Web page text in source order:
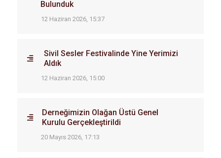
Bulunduk
12 Haziran 2026, 15:37
Sivil Sesler Festivalinde Yine Yerimizi
Aldık
12 Haziran 2026, 15:00
Derneğimizin Olağan Üstü Genel
Kurulu Gerçekleştirildi
20 Mayıs 2026, 17:13